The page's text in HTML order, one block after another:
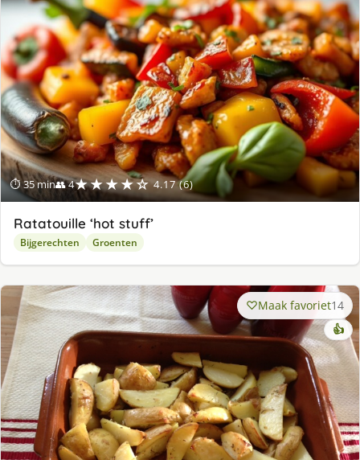
⏱ 35 min👥 4★★★★☆ 4.17 (6)
Ratatouille ‘hot stuff’
Bijgerechten Groenten
Maak favoriet14
👍